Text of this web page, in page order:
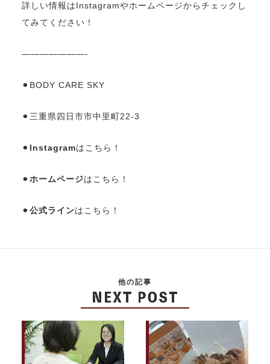
詳しい情報はInstagramやホームページからチェックし
てみてください！
———————-
⚫︎BODY CARE SKY
⚫︎三重県四日市市中里町22-3
⚫︎ Instagramはこちら！
⚫︎ ホームページはこちら！
⚫︎ 公式ラインはこちら！
他の記事